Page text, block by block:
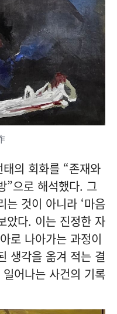
의 회화를 “존재와
”으로 해석했다. 그
는 것이 아니라 ‘마음
았다. 이는 진정한 자
로 나아가는 과정이
생각을 옮겨 적는 결
어나는 사건의 기록